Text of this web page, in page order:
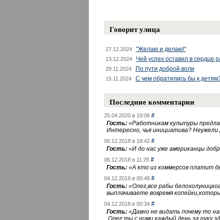
Говорит улица
27.12.2024 "Желаю и делаю!"
13.12.2024 Чей успех оставил в сердце
29.11.2024 По пути доброй воли
15.11.2024 С чем обратились бы к
Последние комментарии
25.04.2020 в 19:06 #
Гость: «Работникам культуры
Интересно, чья инициатива?
06.12.2018 в 18:42 #
Гость: «И до нас уже американцы
06.12.2018 в 11:25 #
Гость: «А кто из коммерсов платит
04.12.2018 в 00:48 #
Гость: «Олег,все рабы
выплачиваете вовремя
04.12.2018 в 00:34 #
Гость: «Давно не видать почему то
.Олег,ты с ними каждый день за руку